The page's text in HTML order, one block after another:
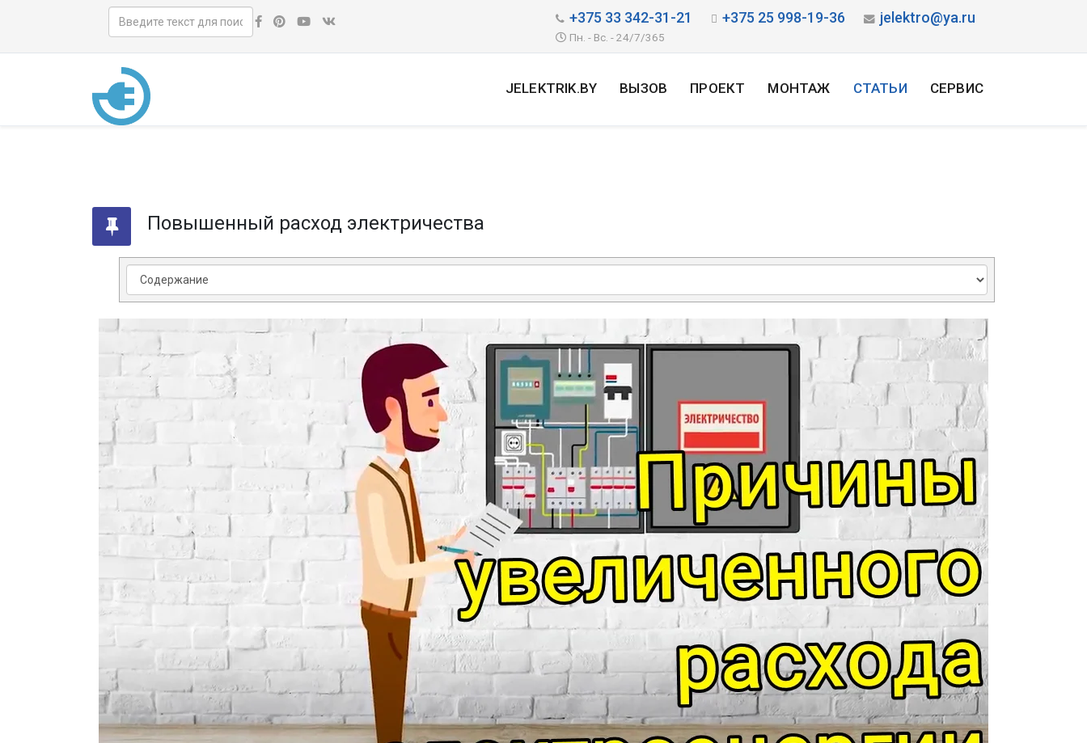
+375 33 342-31-21 +375 25 998-19-36 jelektro@ya.ru
Пн. - Вс. - 24/7/365
JELEKTRIK.BY ВЫЗОВ ПРОЕКТ МОНТАЖ СТАТЬИ СЕРВИС
Повышенный расход электричества